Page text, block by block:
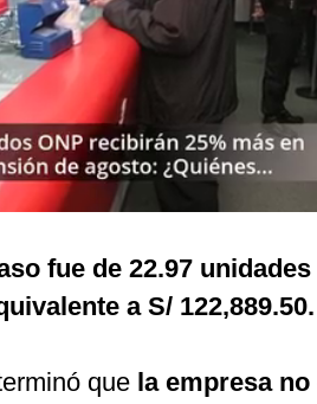
fue de 22.97
a S/ 122,889.50.
que la empresa